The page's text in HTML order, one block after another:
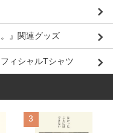
』関連グッズ
ィシャルTシャツ
3